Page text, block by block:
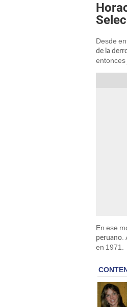
Desde
de la
entonces
En ese
peruano.
en 1971.